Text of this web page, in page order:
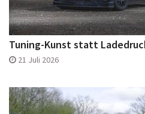
Tuning-Kunst statt
21 Juli 2026